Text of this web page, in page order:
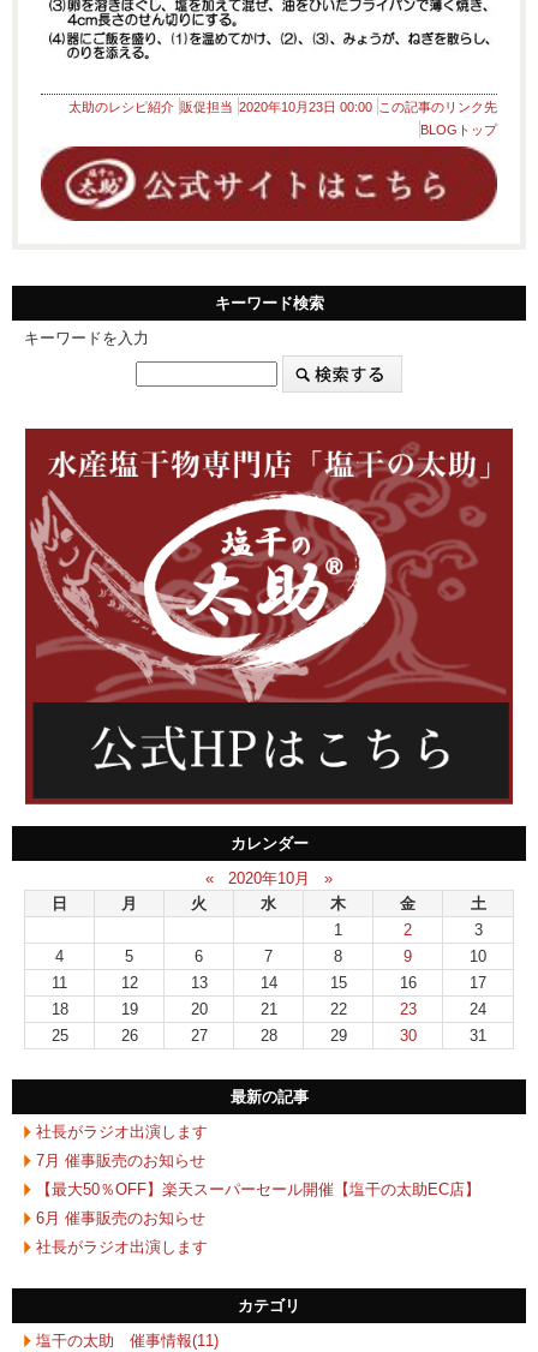
太助のレシピ紹介 販促担当 2020年10月23日 00:00 この記事のリンク先
BLOGトップ
キーワード検索
キーワードを入力
カレンダー
«
2020年10月
»
日
月 火 水 木 金
土
1
2
3
4
5 6 7 8 9
10
11
12 13 14 15 16
17
18
19 20 21 22 23
24
25
26 27 28 29 30 31
最新の記事
社長がラジオ出演します
7月 催事販売のお知らせ
【最大50％OFF】楽天スーパーセール開催【塩干の太助EC店】
6月 催事販売のお知らせ
社長がラジオ出演します
カテゴリ
塩干の太助 催事情報(11)